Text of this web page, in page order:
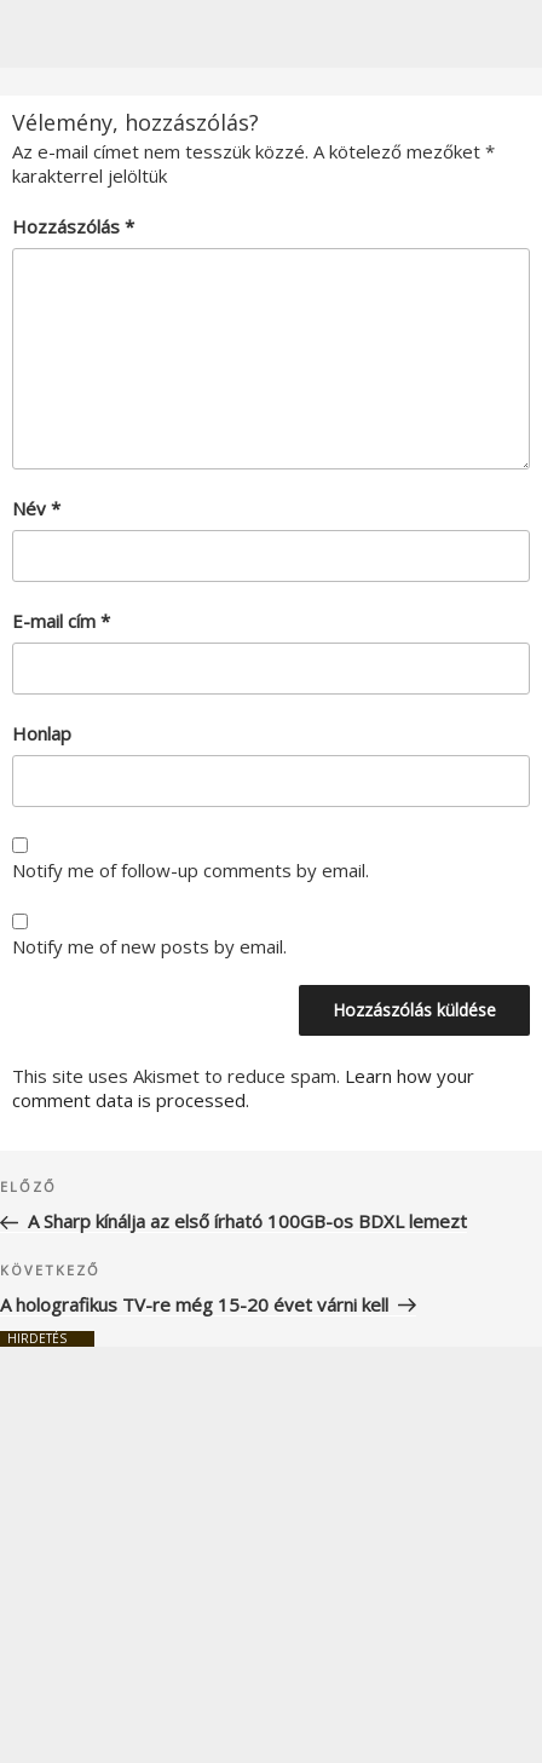
Vélemény, hozzászólás?
Az e-mail címet nem tesszük közzé. A kötelező mezőket *
karakterrel jelöltük
Hozzászólás *
Név *
E-mail cím *
Honlap
Notify me of follow-up comments by email.
Notify me of new posts by email.
This site uses Akismet to reduce spam. Learn how your
comment data is processed.
navigáció
Korábbi
bejegyzés
ELŐZŐ
A Sharp kínálja az első írható 100GB-os BDXL lemezt
Következő
bejegyzés
KÖVETKEZŐ
A holografikus TV-re még 15-20 évet várni kell
HIRDETÉS